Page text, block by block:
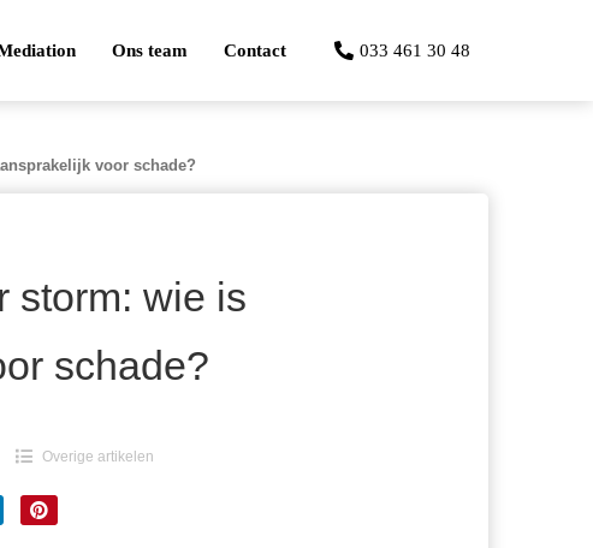
Ons team Contact 033 461 30 48
voor schade?
storm: wie is
schade?
Overige artikelen